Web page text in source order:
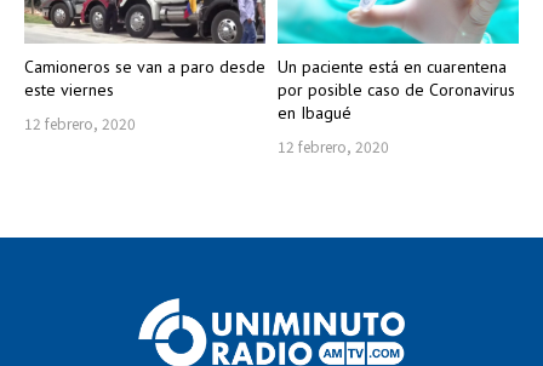
Camioneros se van a paro desde
este viernes
12 febrero, 2020
Un paciente está en cuarentena
por posible caso de Coronavirus
en Ibagué
12 febrero, 2020